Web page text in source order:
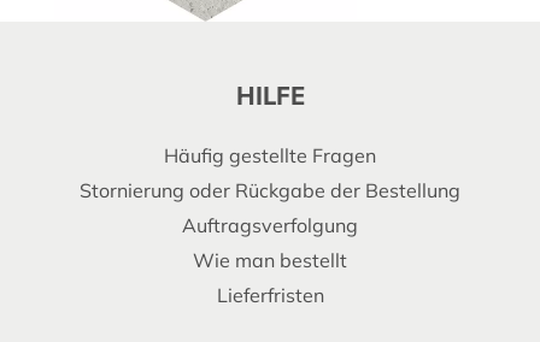
HILFE
Häufig gestellte Fragen
Stornierung oder Rückgabe der Bestellung
Auftragsverfolgung
Wie man bestellt
Lieferfristen